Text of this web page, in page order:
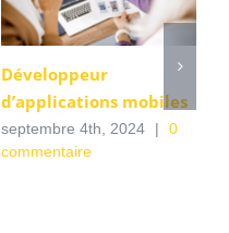
Développeur
d’applications mobiles
septembre 4th, 2024 |
0
commentaire